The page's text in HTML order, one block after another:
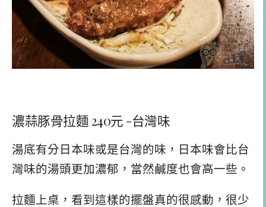
濃蒜豚骨拉麵 240元 -台灣味
湯底有分日本味或是台灣的味，日本味會比台
灣味的湯頭更加濃郁，當然鹹度也會高一些。
拉麵上桌，看到這樣的擺盤真的很感動，很少